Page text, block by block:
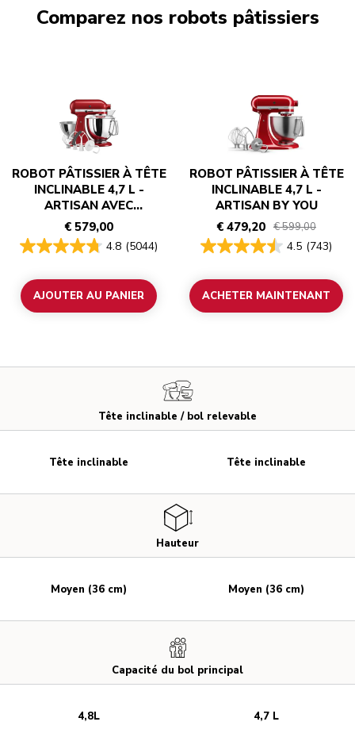
Comparez nos robots pâtissiers
ROBOT PÂTISSIER À TÊTE
INCLINABLE 4,7 L -
ARTISAN AVEC
ACCESSOIRES
€ 579,00
4.8 (5044)
AJOUTER AU PANIER
ROBOT PÂTISSIER À TÊTE
INCLINABLE 4,7 L -
ARTISAN BY YOU
€ 479,20 € 599,00
4.5 (743)
ACHETER MAINTENANT
Tête inclinable / bol relevable
Hauteur
Capacité du bol principal
Tête inclinable
Moyen (36 cm)
4,8L
Tête inclinable
Moyen (36 cm)
4,7 L